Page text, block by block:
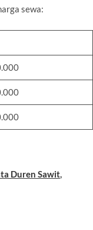
sewa:
Duren Sawit,